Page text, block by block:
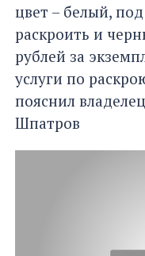
цвет – белый,
раскроить и
рублей за
услуги по
пояснил
Шпатров